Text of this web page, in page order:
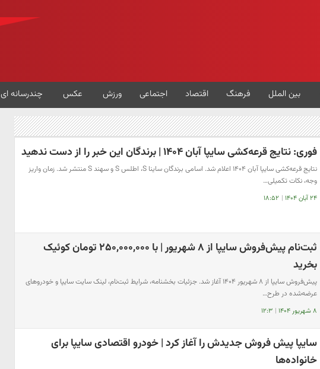
بین الملل فرهنگ اقتصاد اجتماعی ورزش عکس چندرسانه ای
فوری: نتایج قرعه‌کشی سایپا آبان ۱۴۰۴ | برندگان این خبر را از دست ندهید
نتایج قرعه‌کشی سایپا آبان ۱۴۰۴ اعلام شد. اسامی برندگان ساینا S، اطلس S و سهند S منتشر شد. زمان واریز
وجه، نکات تکمیلی…
۲۴ آبان ۱۴۰۴ | ۱۸:۵۲
ثبت‌نام پیش‌فروش سایپا از ۸ شهریور | با ۲۵۰,۰۰۰,۰۰۰ تومان کوئیک
بخرید
پیش‌فروش سایپا از ۸ شهریور ۱۴۰۴ آغاز شد. جزئیات بخشنامه، شرایط ثبت‌نام، لینک سایت سایپا و خودروهای
عرضه‌شده در طرح…
۸ شهریور ۱۴۰۴ | ۱۲:۳
سایپا پیش فروش جدیدش را آغاز کرد | خودرو اقتصادی سایپا برای
خانواده‌ها